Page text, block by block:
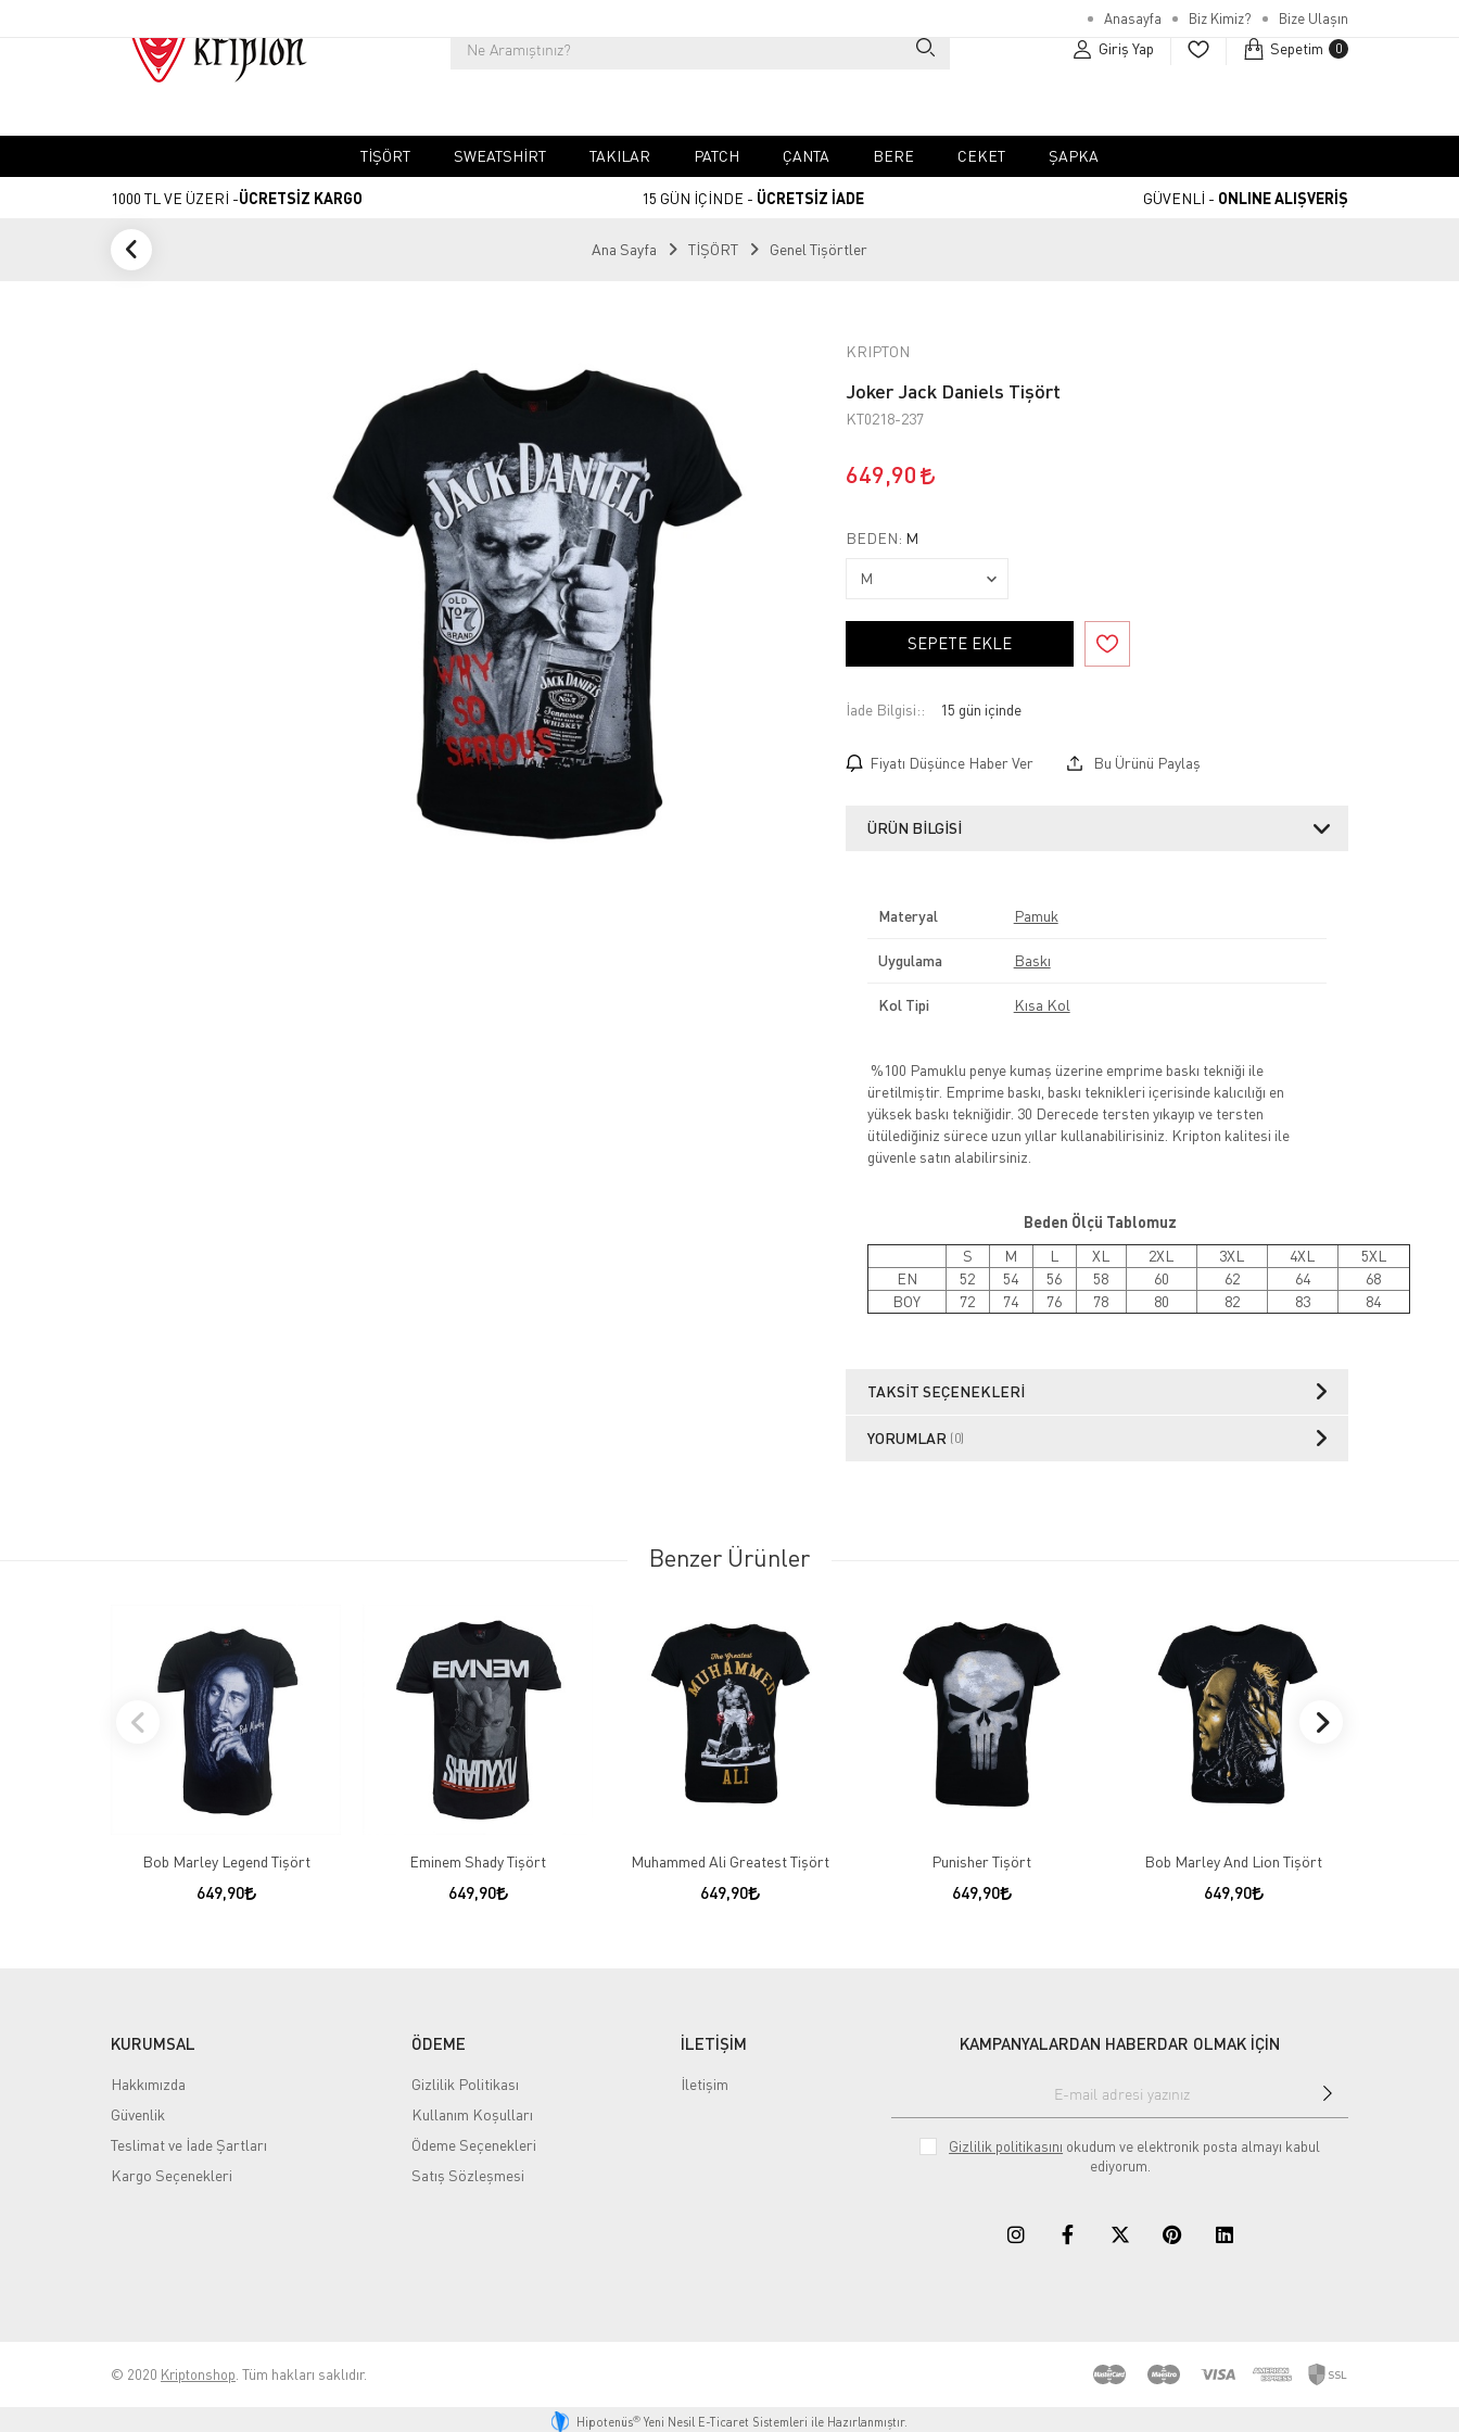
Anasayfa Biz Kimiz? Bize Ulaşın
Giriş Yap Sepetim 0
TIŞÖRT SWEATSHIRT TAKILAR PATCH ÇANTA BERE CEKET ŞAPKA
1000 TL VE ÜZERİ -ÜCRETSİZ KARGO 15 GÜN İÇİNDE - ÜCRETSİZ İADE GÜVENLİ - ONLINE ALIŞVERİŞ
Ana Sayfa TİŞÖRT Genel Tişörtler
KRIPTON
Joker Jack Daniels Tişört
KT0218-237
649,90
BEDEN: M
SEPETE EKLE
İade Bilgisi:
Fiyatı Düşünce Haber Ver Bu Ürünü Paylaş
ÜRÜN BILGISI
Materyal Pamuk
Uygulama Baskı
Kol Tipi Kısa Kol
%100 Pamuklu penye kumaş üzerine emprime baskı tekniği ile
üretilmiştir. Emprime baskı, baskı teknikleri içerisinde kalıcılığı en
yüksek baskı tekniğidir. 30 Derecede tersten yıkayıp ve tersten
ütülediğiniz sürece uzun yıllar kullanabilirisiniz. Kripton kalitesi ile
güvenle satın alabilirsiniz.
Beden Ölçü Tablomuz
S
M L XL 2XL 3XL 4XL
5XL
EN
52 54 56 58 60 62 64
68
BOY
72 74 76 78 80 82 83 84
TAKSIT SEÇENEKLERI
YORUMLAR (0)
Benzer Ürünler
Bob Marley Legend Tişört
649,90
Eminem Shady Tişört
649,90
Muhammed Ali Greatest Tişört
649,90
Punisher Tişört
649,90
Bob Marley And Lion Tişört
649,90
KURUMSAL
Hakkımızda
Güvenlik
Teslimat ve İade Şartları
Kargo Seçenekleri
ÖDEME
Gizlilik Politikası
Kullanım Koşulları
Ödeme Seçenekleri
Satış Sözleşmesi
İLETİŞİM
İletişim
KAMPANYALARDAN HABERDAR OLMAK İÇİN
Gizlilik politikasını okudum ve elektronik posta almayı kabul
ediyorum.
© 2020 Kriptonshop . Tüm hakları saklıdır.
Hipotenüs® Yeni Nesil E-Ticaret Sistemleri ile Hazırlanmıştır.